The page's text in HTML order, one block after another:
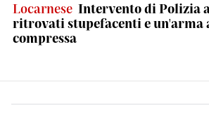
Locarnese Intervento di Polizia
ritrovati stupefacenti e un'arma
compressa